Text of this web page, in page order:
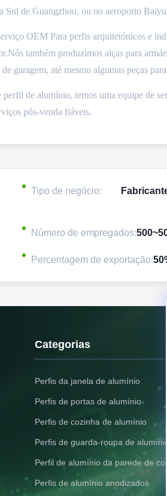
Sul de Guangzhou. ou no aeroporto
OEM Para perfis arquitetónicos e
também produzimos alças para
garagem, até mesmo algumas peças
de alumínio, temos uma equipe de
pós-venda fiáveis.
Tipo de negócio:
Número de empregados:
Percentagem de exportação:
Categorias
Perfis da janela de alumínio
Perfis de portas de alumínio
Perfis de cozinha de alumínio
Perfis de guarda-roupa de alumínio
Perfil de alumínio da parede de
Perfis de alumínio anodizados